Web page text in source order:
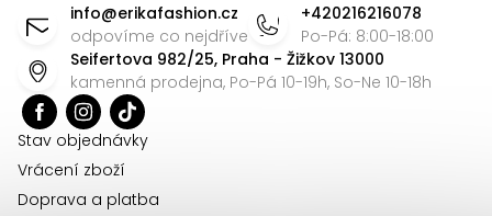
info@erikafashion.cz
odpovíme co nejdříve
+420216216078
Po-Pá: 8:00-18:00
Seifertova 982/25, Praha - Žižkov 13000
kamenná prodejna, Po-Pá 10-19h, So-Ne 10-18h
Stav objednávky
Vrácení zboží
Doprava a platba